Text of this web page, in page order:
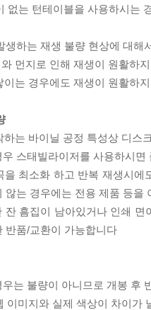
없는 턴테이블을 사용하시는
생하는 재생 불량 현상에 대
먼지로 인해 재생이 원활하
이는 경우에도 재생이 원활하
하는 바이닐 공정 특성상 디스
스태빌라이저를 사용하시
을 최소화 하고 반복 재생시
않는 경우에는 전용 제품 등
잔 흠집이 남아있거나 인쇄
반품/교환이 가능합니다
는 불량이 아니므로 개봉 후
이미지와 실제 색상이 차이가